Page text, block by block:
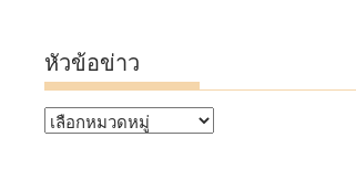
หัวข้อข่าว
หัวข้อ